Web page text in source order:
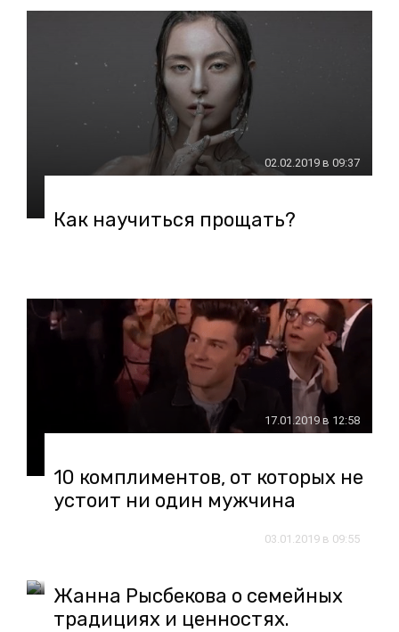
02.02.2019 в 09:37
Как научиться прощать?
17.01.2019 в 12:58
10 комплиментов, от которых не
устоит ни один мужчина
03.01.2019 в 09:55
Жанна Рысбекова о семейных
традициях и ценностях.